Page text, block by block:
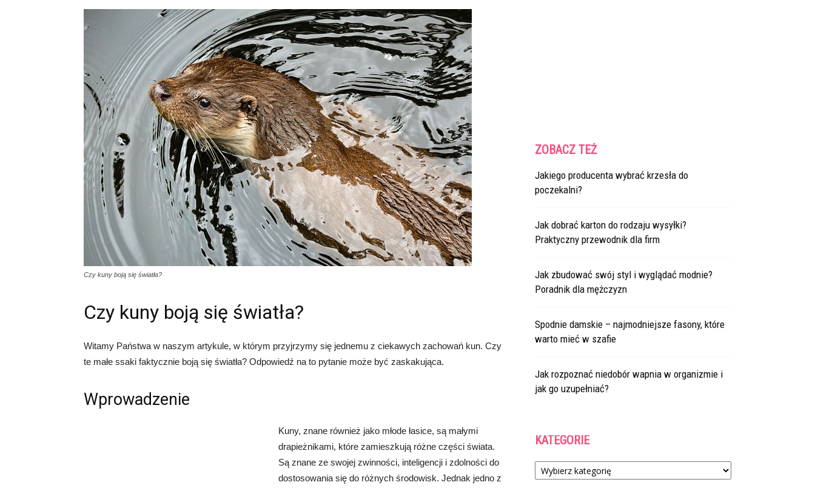
Czy kuny boją się światła?
Czy kuny boją się światła?
Witamy Państwa w naszym artykule, w którym przyjrzymy się jednemu z ciekawych zachowań kun. Czy
te małe ssaki faktycznie boją się światła? Odpowiedź na to pytanie może być zaskakująca.
Wprowadzenie
Kuny, znane również jako młode łasice, są małymi
drapieżnikami, które zamieszkują różne części świata.
Są znane ze swojej zwinności, inteligencji i zdolności do
dostosowania się do różnych środowisk. Jednak jedno z
ZOBACZ TEŻ
Jakiego producenta wybrać krzesła do
poczekalni?
Jak dobrać karton do rodzaju wysyłki?
Praktyczny przewodnik dla firm
Jak zbudować swój styl i wyglądać modnie?
Poradnik dla mężczyzn
Spodnie damskie – najmodniejsze fasony, które
warto mieć w szafie
Jak rozpoznać niedobór wapnia w organizmie i
jak go uzupełniać?
KATEGORIE
Kategorie